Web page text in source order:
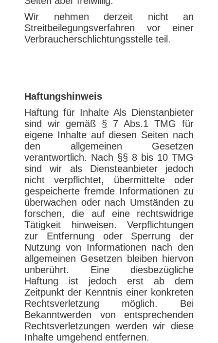
Wir nehmen derzeit nicht an
Streitbeilegungsverfahren vor einer
Verbraucherschlichtungsstelle teil.
Haftungshinweis
Haftung für Inhalte Als Dienstanbieter
sind wir gemäß § 7 Abs.1 TMG für
eigene Inhalte auf diesen Seiten nach
den allgemeinen Gesetzen
verantwortlich. Nach §§ 8 bis 10 TMG
sind wir als Diensteanbieter jedoch
nicht verpflichtet, übermittelte oder
gespeicherte fremde Informationen zu
überwachen oder nach Umständen zu
forschen, die auf eine rechtswidrige
Tätigkeit hinweisen. Verpflichtungen
zur Entfernung oder Sperrung der
Nutzung von Informationen nach den
allgemeinen Gesetzen bleiben hiervon
unberührt. Eine diesbezügliche
Haftung ist jedoch erst ab dem
Zeitpunkt der Kenntnis einer konkreten
Rechtsverletzung möglich. Bei
Bekanntwerden von entsprechenden
Rechtsverletzungen werden wir diese
Inhalte umgehend entfernen.